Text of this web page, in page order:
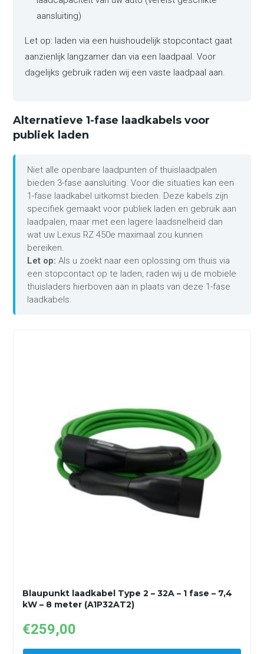
aansluiting)
Let op: laden via een huishoudelijk stopcontact gaat
aanzienlijk langzamer dan via een laadpaal. Voor
dagelijks gebruik raden wij een vaste laadpaal aan.
Alternatieve 1-fase laadkabels voor
publiek laden
Niet alle openbare laadpunten of thuislaadpalen
bieden 3-fase aansluiting. Voor die situaties kan een
1-fase laadkabel uitkomst bieden. Deze kabels zijn
specifiek gemaakt voor publiek laden en gebruik aan
laadpalen, maar met een lagere laadsnelheid dan
wat uw Lexus RZ 450e maximaal zou kunnen
bereiken.
Let op: Als u zoekt naar een oplossing om thuis via
een stopcontact op te laden, raden wij u de mobiele
thuisladers hierboven aan in plaats van deze 1-fase
laadkabels.
Blaupunkt laadkabel Type 2 – 32A – 1 fase – 7,4
kW – 8 meter (A1P32AT2)
€259,00